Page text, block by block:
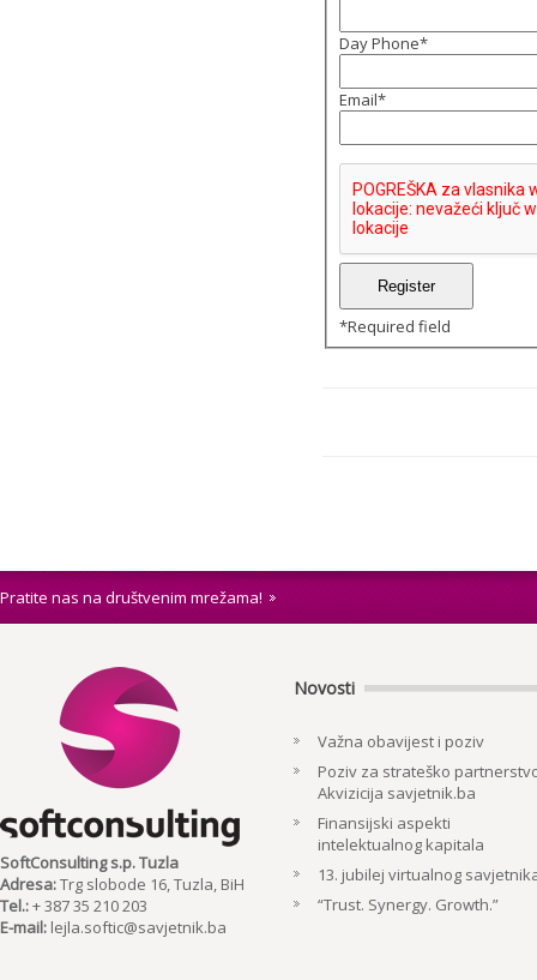
Day Phone*
Email*
*Required field
Pratite nas na društvenim mrežama!
SoftConsulting s.p. Tuzla
Adresa:Trg slobode 16, Tuzla, BiH
Tel.:+ 387 35 210 203
E-mail: lejla.softic@savjetnik.ba
Novosti
Važna obavijest i poziv
Poziv za strateško
Akvizicija savjetnik.ba
Finansijski aspekti
intelektualnog kapitala
13. jubilej virtualnog
“Trust. Synergy. Growth.”